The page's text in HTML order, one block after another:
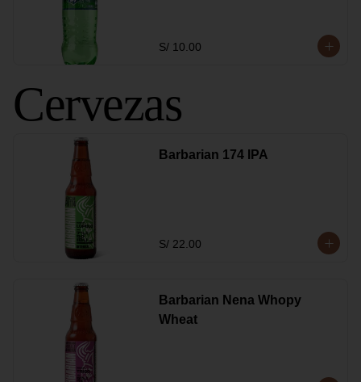
S/ 10.00
Cervezas
Barbarian 174 IPA
S/ 22.00
Barbarian Nena Whopy
Wheat